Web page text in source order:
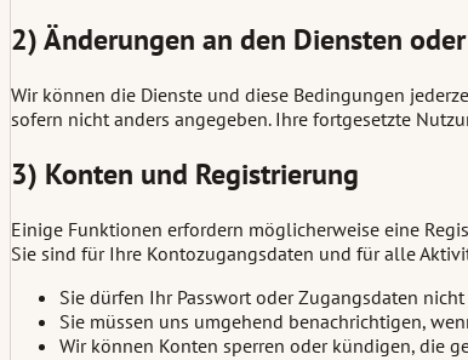
2) Änderungen an den Diensten
Wir können die Dienste und diese Bedingungen
sofern nicht anders angegeben. Ihre fortgesetzte
3) Konten und Registrierung
Einige Funktionen erfordern möglicherweise eine
Sie sind für Ihre Kontozugangsdaten und für alle
Sie dürfen Ihr Passwort oder Zugangsdaten
Sie müssen uns umgehend benachrichtigen,
Wir können Konten sperren oder kündigen, die